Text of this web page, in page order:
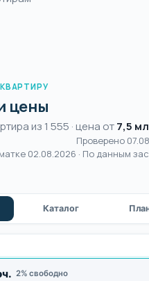
выбрать корпус
цены
из 1 555 · цена от7,5
Проверено
02.08.2026 · По данным
Каталог
2% свободно